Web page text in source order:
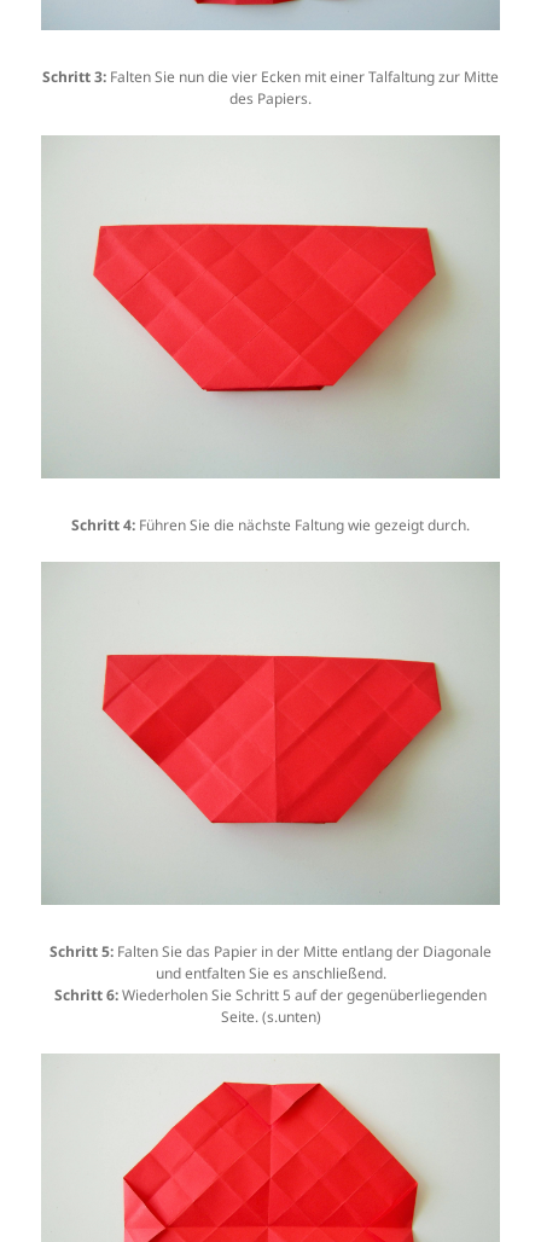
Schritt 3: Falten Sie nun die vier Ecken mit einer Talfaltung zur Mitte
des Papiers.
Schritt 4: Führen Sie die nächste Faltung wie gezeigt durch.
Schritt 5: Falten Sie das Papier in der Mitte entlang der Diagonale
und entfalten Sie es anschließend.
Schritt 6:Wiederholen Sie Schritt 5 auf der gegenüberliegenden
Seite. (s.unten)